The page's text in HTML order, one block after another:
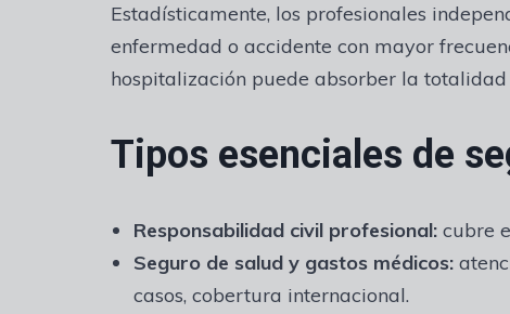
Estadísticamente, los profesionales
enfermedad o accidente con mayor
hospitalización puede absorber la totalidad
Tipos esenciales de
Responsabilidad civil profesional:cubre
Seguro de salud y gastos médicos:
casos, cobertura internacional.